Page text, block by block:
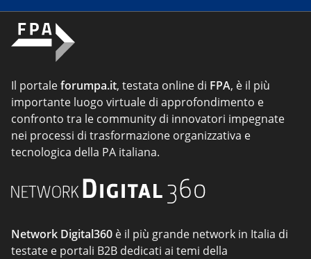
Il portaleforumpa.it, testata online di FPA, è il più
importante luogo virtuale di approfondimento e
confronto tra le community di innovatori impegnate
nei processi di trasformazione organizzativa e
tecnologica della PA italiana.
Network Digital360 è il più grande network in Italia di
testate e portali B2B dedicati ai temi della